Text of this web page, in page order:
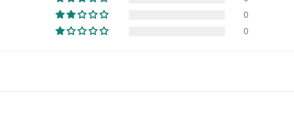
0
0